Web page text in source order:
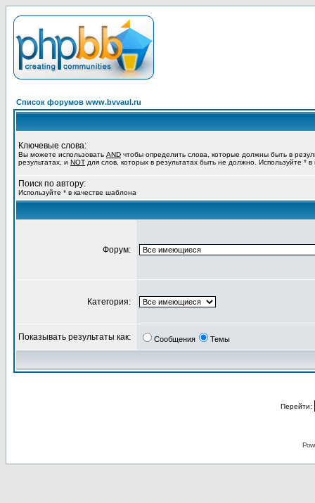
Список форумов www.bvvaul.ru
Ключевые слова:
Вы можете использовать AND чтобы определить слова, которые должны быть в
результатах, и NOT для слов, которых в результатах быть не должно. Используйте *
Поиск по автору:
Используйте * в качестве шаблона
Форум:
Категория:
Показывать результаты как: Сообщения Темы
Перейти: